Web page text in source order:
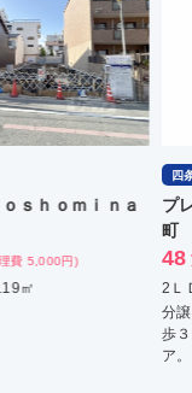
ｓｈｏｍｉｎａ
費 5,000円)
㎡
四
プ
町
48
2Ｌ
分
歩
ア